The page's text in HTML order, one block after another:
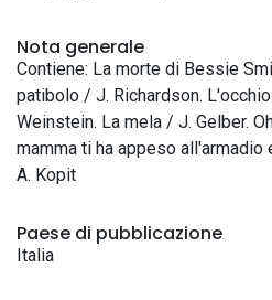
Nota generale
Contiene: La morte di Bessie
patibolo / J. Richardson.
Weinstein. La mela / J. Gelber.
mamma ti ha appeso
A. Kopit
Paese di pubblicazione
Italia